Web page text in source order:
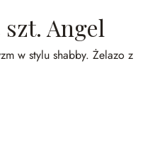
Angel
w stylu shabby.Żelazo z